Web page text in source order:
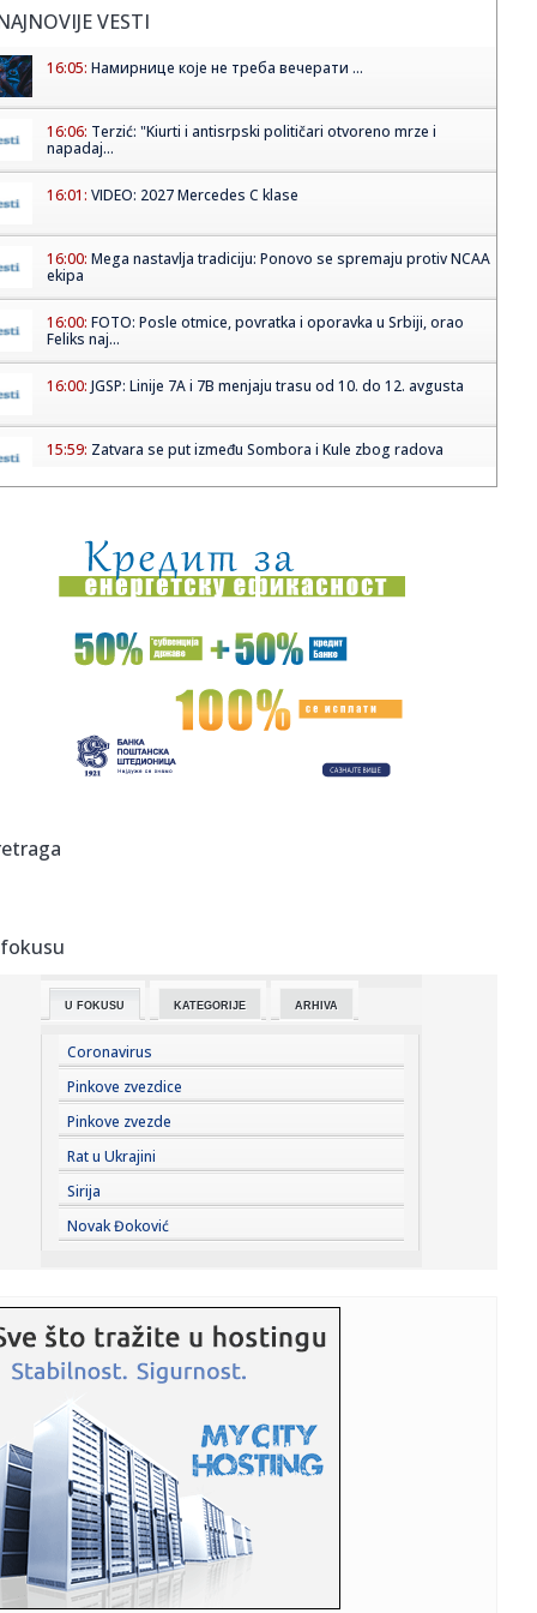
VESTI
16:05: Намирнице које не треба вечерати ...
16:06: Terzić: "Kiurti i antisrpski političari otvoreno mrze i
napadaj...
16:01: VIDEO: 2027 Mercedes C klase
16:00: Mega nastavlja tradiciju: Ponovo se spremaju protiv NCAA
ekipa
16:00: FOTO: Posle otmice, povratka i oporavka u Srbiji, orao
Feliks naj...
16:00: JGSP: Linije 7A i 7B menjaju trasu od 10. do 12. avgusta
15:59: Zatvara se put između Sombora i Kule zbog radova
15:57:Monako "puca" visoko – kako doći do Lukakua?
15:56:BABA JE CRNO-BELI: Partizan predstavio novo pojačanje!
Pljuskovi već stigli u delove Srbije, a tek se očekuje
15:55:Ključne sirovine ruše rekorde: Cena samo jedne skočila za
15:47:
15:44:
Otkrivena laboratorija maruhuane kod Smedereva: Policija
15:43:Čak 90 odsto razgovora završilo se u 5. minutu kad smo
počeli ...
15:41:Pretučen kontroverzni hrvatski sudija
15:39:Putin je "pukao"? Moskvom haraju scene iz "Majstora i
Margarite"
15:39: Uhapšen zbog krađe pet automobila: Vlasnici ostavljali
ključev...
15:32:
15:32:Žena Brusa Vilisa: Kada smo se upoznali bila sam vjerena
15:32:Novi apel za štednju vode: Ne punite bazene i ne zalivajte
travn...
15:32:Trampov plan za Gazu pred ključnim testom
U FOKUSU KATEGORIJE ARHIVA
Coronavirus
Pinkove zvezdice
Pinkove zvezde
Rat u Ukrajini
Sirija
Novak Đoković